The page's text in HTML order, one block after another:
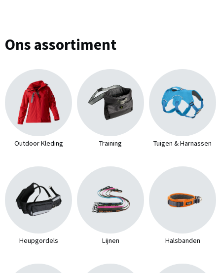
Ons assortiment
Outdoor Kleding Training Tuigen & Harnassen
Heupgordels Lijnen Halsbanden